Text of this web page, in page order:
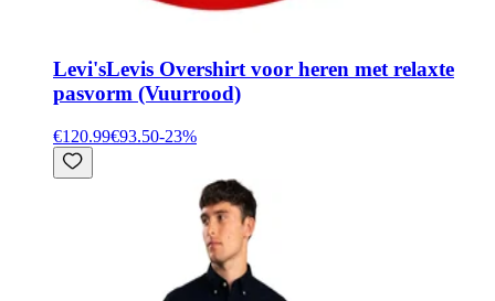
Levi'sLevis Overshirt voor heren met relaxte
pasvorm (Vuurrood)
€120.99€93.50-23%